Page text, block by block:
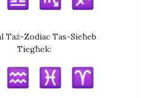
Taż-Zodiac Tas-Sieħeb
Tiegħek: